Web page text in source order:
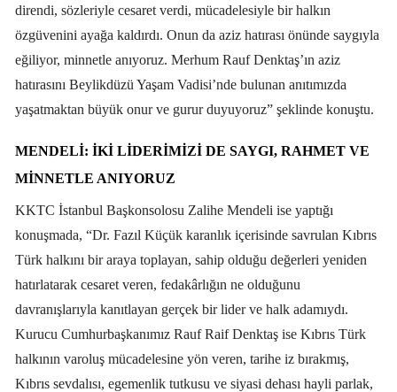
direndi, sözleriyle cesaret verdi, mücadelesiyle bir halkın
özgüvenini ayağa kaldırdı. Onun da aziz hatırası önünde saygıyla
eğiliyor, minnetle anıyoruz. Merhum Rauf Denktaş’ın aziz
hatırasını Beylikdüzü Yaşam Vadisi’nde bulunan anıtımızda
yaşatmaktan büyük onur ve gurur duyuyoruz” şeklinde konuştu.
MENDELI: İKI LIDERIMIZI DE SAYGI, RAHMET VE
MINNETLE ANIYORUZ
KKTC İstanbul Başkonsolosu Zalihe Mendeli ise yaptığı
konuşmada, “Dr. Fazıl Küçük karanlık içerisinde savrulan Kıbrıs
Türk halkını bir araya toplayan, sahip olduğu değerleri yeniden
hatırlatarak cesaret veren, fedakârlığın ne olduğunu
davranışlarıyla kanıtlayan gerçek bir lider ve halk adamıydı.
Kurucu Cumhurbaşkanımız Rauf Raif Denktaş ise Kıbrıs Türk
halkının varoluş mücadelesine yön veren, tarihe iz bırakmış,
Kıbrıs sevdalısı, egemenlik tutkusu ve siyasi dehası hayli parlak,